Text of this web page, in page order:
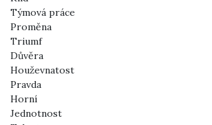
Týmová práce
Proměna
Triumf
Důvěra
Houževnatost
Pravda
Horní
Jednotnost